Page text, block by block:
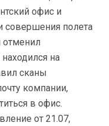
офис и
совершения полета
на
сканы
компании,
в офис.
от 21.07,